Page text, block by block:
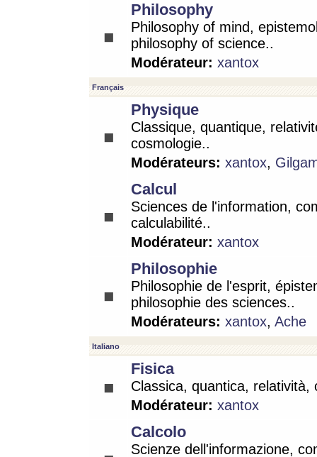
Philosophy
Philosophy of mind,
philosophy of science..
Modérateur: xantox
Français
Physique
Classique, quantique,
cosmologie..
Modérateurs: xantox,
Calcul
Sciences de l'information,
calculabilité..
Modérateur: xantox
Philosophie
Philosophie de l'esprit,
philosophie des sciences..
Modérateurs: xantox, Ache
Italiano
Fisica
Classica, quantica, relatività,
Modérateur: xantox
Calcolo
Scienze dell'informazione,